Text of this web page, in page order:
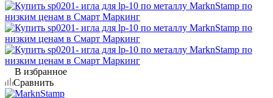
В избранное
Сравнить